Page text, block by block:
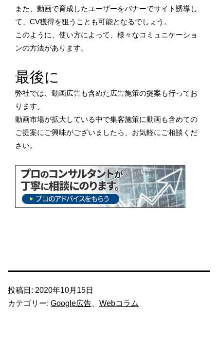
また、動画で育成したユーザーをバナーでサイト誘導し
て、CV獲得を狙うことも可能となるでしょう。
このように、使い方によって、様々なコミュニケーショ
ンの方法があります。
最後に
弊社では、動画広告も含めた広告施策の提案も行ってお
ります。
動画市場が拡大している中で集客施策に動画も含めての
ご提案にご興味がございましたら、お気軽にご相談くだ
さい。
投稿日: 2020年10月15日
カテゴリー: Google広告 Webコラム